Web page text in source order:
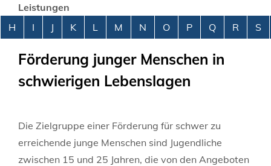
Leistungen
Alphabetisches Register überspringen
H I J K L M N O P Q R S
Förderung junger Menschen in
schwierigen Lebenslagen
Die Zielgruppe einer Förderung für schwer zu
erreichende junge Menschen sind Jugendliche
zwischen 15 und 25 Jahren, die von den Angeboten